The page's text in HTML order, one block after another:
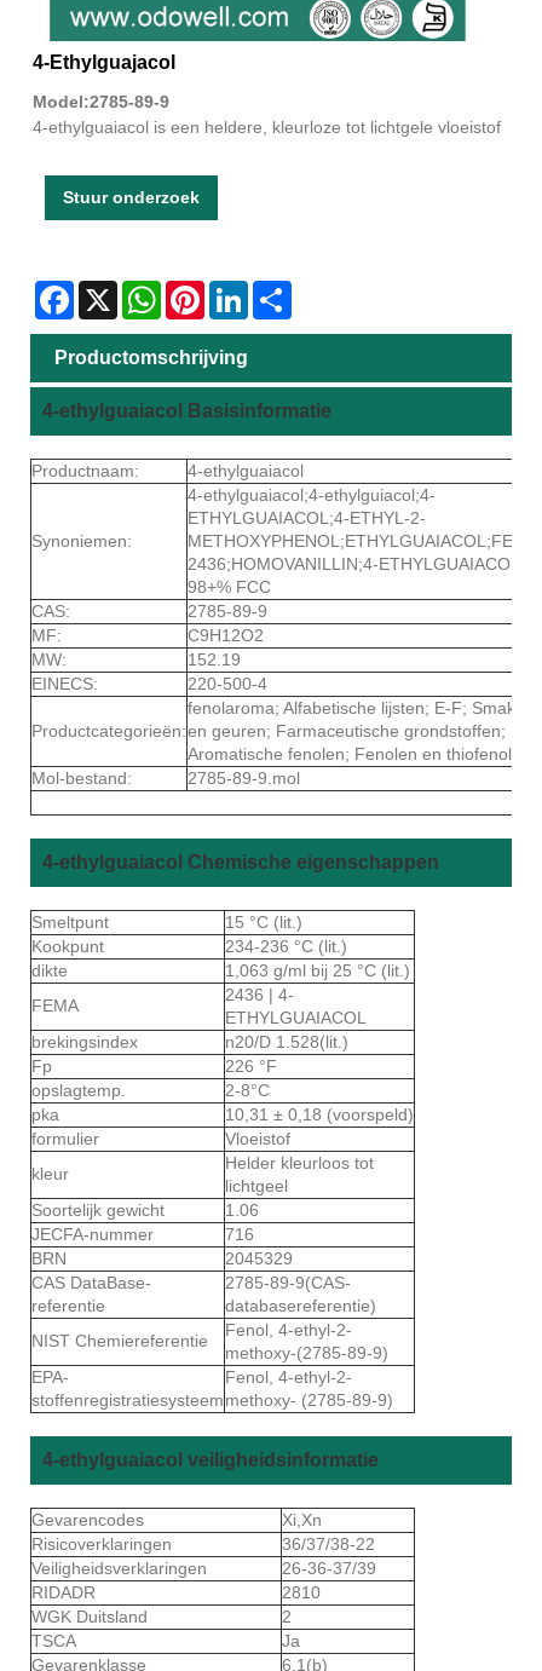
4-Ethylguajacol
Model:2785-89-9
4-ethylguaiacol is een heldere, kleurloze tot lichtgele vloeistof
Stuur onderzoek
Facebook
X WhatsAppPinterestLinkedIn
Productomschrijving
4-ethylguaiacol Basisinformatie
Productnaam: 4-ethylguaiacol
Synoniemen:
4-ethylguaiacol;4-ethylguiacol;4-
ETHYLGUAIACOL;4-ETHYL-2-
METHOXYPHENOL;ETHYLGUAIACOL;FEMA
2436;HOMOVANILLIN;4-ETHYLGUAIACOL
98+% FCC
CAS:
2785-89-9
MF:
C9H12O2
MW:
152.19
EINECS:
220-500-4
Productcategorieën:
fenolaroma; Alfabetische lijsten; E-F; Smaken
en geuren; Farmaceutische grondstoffen;
Aromatische fenolen; Fenolen en thiofenolen
Mol-bestand:
2785-89-9.mol
4-ethylguaiacol Chemische eigenschappen
Smeltpunt
15 °C (lit.)
Kookpunt
234-236 °C (lit.)
dikte
1,063 g/ml bij 25 °C (lit.)
FEMA
2436 | 4-
ETHYLGUAIACOL
brekingsindex
n20/D 1.528(lit.)
Fp
226 °F
opslagtemp.
2-8°C
pka
10,31 ± 0,18 (voorspeld)
formulier
Vloeistof
kleur
Helder kleurloos tot
lichtgeel
Soortelijk gewicht
1.06
JECFA-nummer
716
BRN
2045329
CAS DataBase-
referentie
2785-89-9(CAS-
databasereferentie)
NIST Chemiereferentie
Fenol, 4-ethyl-2-
methoxy-(2785-89-9)
EPA-
stoffenregistratiesysteem
Fenol, 4-ethyl-2-
methoxy- (2785-89-9)
4-ethylguaiacol veiligheidsinformatie
Gevarencodes
Xi,Xn
Risicoverklaringen
36/37/38-22
Veiligheidsverklaringen
26-36-37/39
RIDADR
2810
WGK Duitsland
2
TSCA
Ja
Gevarenklasse
6.1(b)